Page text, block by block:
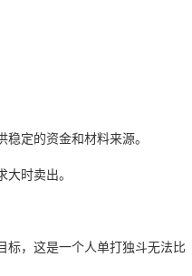
定的资金和材料来源。
时卖出。
标，这是一个人单打独斗无法比